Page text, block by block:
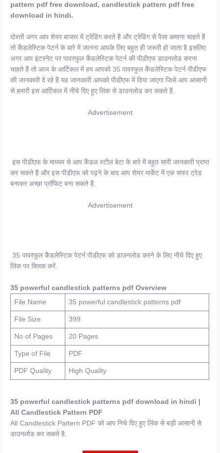
pattern pdf free download, candlestick pattern pdf free
download in hindi.
दोस्तों अगर आप शेयर बाजार में ट्रेडिंग करते हैं और ट्रेडिंग से पैसा कमाना चाहते हैं
तो कैंडलेस्टिक पेटर्न के बारे में जानना आपके लिए बहुत ही जरूरी हो जाता है इसलिए
अगर आप इंटरनेट पर पावरफुल कैंडलेस्टिक पेटर्न की पीडीएफ डाउनलोड करना
चाहते हैं तो आज के आर्टिकल में हम आपको 35 पावरफुल कैंडलेस्टिक पेटर्न पीडीएफ
की जानकारी दे रहे हैं यह जानकारी आपको पीडीएफ में दिया जाएगा जिसे आप आसानी
से हमारी इस आर्टिकल में नीचे दिए हुए लिंक से डाउनलोड कर सकते हैं.
Advertisement
इस पीडीएफ के माध्यम से आप कैंडल स्टील बेटा के बारे में बहुत सारी जानकारी प्राप्त
कर सकते हैं और इस पीडीएफ को पढ़ने के बाद आप शेयर मार्केट में एक सफर ट्रेड
बनाकर अच्छा प्रॉफिट बना सकते हैं.
Advertisement
35 पावरफुल कैंडलेस्टिक पेटर्न पीडीएफ को डाउनलोड करने के लिए नीचे दिए हुए
लिंक पर क्लिक करें.
35 powerful candlestick patterns pdf Overview
File Name
35 powerful candlestick patterns pdf
File Size 399
No of Pages 20 Pages
Type of File PDF
PDF Quality High Quality
35 powerful candlestick patterns pdf download in hindi |
All Candlestick Pattern PDF
All Candlestick Pattern PDF को आप निचे दिए हुए लिंक से बड़ी आसानी से
डाउनलोड कर सकते है.